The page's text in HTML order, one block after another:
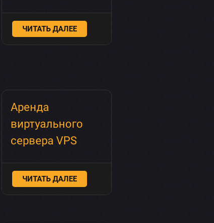
ЧИТАТЬ ДАЛЕЕ
Аренда
виртуального
сервера VPS
ЧИТАТЬ ДАЛЕЕ